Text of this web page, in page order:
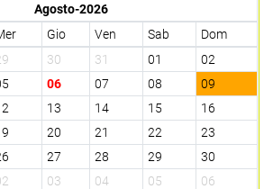
Agosto-2026
Gio Ven Sab
Dom
30 31 01
02
06 07 08
09
13 14 15
16
20 21 22
23
27 28 29
30
03 04 05 06